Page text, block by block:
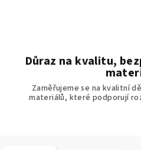
Důraz na kvalitu,
Zaměřujeme se na kvalitní
materiálů, které podporují